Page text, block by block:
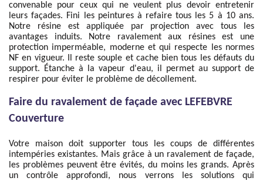
convenable pour ceux qui ne veulent plus devoir entretenir
leurs façades. Fini les peintures à refaire tous les 5 à 10 ans.
Notre résine est appliquée par projection avec tous les
avantages induits. Notre ravalement aux résines est une
protection imperméable, moderne et qui respecte les normes
NF en vigueur. Il reste souple et cache bien tous les défauts du
support. Étanche à la vapeur d'eau, il permet au support de
respirer pour éviter le problème de décollement.
Faire du ravalement de façade avec LEFEBVRE
Couverture
Votre maison doit supporter tous les coups de différentes
intempéries existantes. Mais grâce à un ravalement de façade,
les problèmes peuvent être évités, du moins les grands. Après
un contrôle approfondi, nous verrons les solutions qui